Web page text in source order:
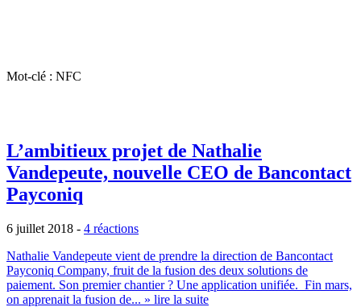
Mot-clé : NFC
L’ambitieux projet de Nathalie
Vandepeute, nouvelle CEO de Bancontact
Payconiq
6 juillet 2018 - 4 réactions
Nathalie Vandepeute vient de prendre la direction de Bancontact
Payconiq Company, fruit de la fusion des deux solutions de
paiement. Son premier chantier ? Une application unifiée. Fin mars,
on apprenait la fusion de... » lire la suite